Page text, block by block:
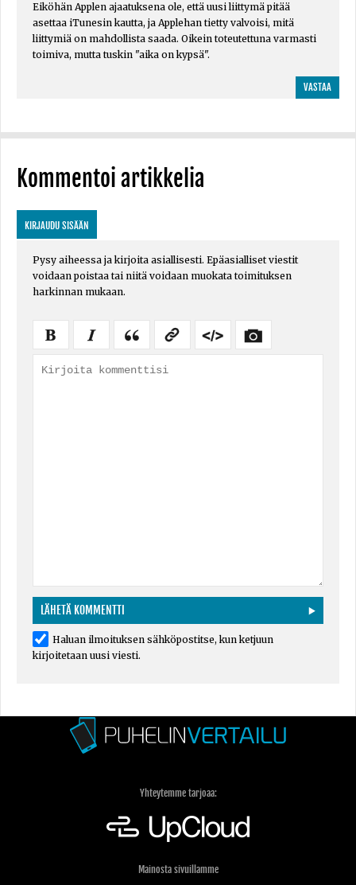
Eiköhän Applen ajaatuksena ole, että uusi liittymä pitää
asettaa iTunesin kautta, ja Applehan tietty valvoisi, mitä
liittymiä on mahdollista saada. Oikein toteutettuna varmasti
toimiva, mutta tuskin "aika on kypsä".
VASTAA
Kommentoi artikkelia
KIRJAUDU SISÄÄN
Pysy aiheessa ja kirjoita asiallisesti. Epäasialliset viestit
voidaan poistaa tai niitä voidaan muokata toimituksen
harkinnan mukaan.
Haluan ilmoituksen sähköpostitse, kun ketjuun
kirjoitetaan uusi viesti.
Yhteytemme tarjoaa:
Mainosta sivuillamme